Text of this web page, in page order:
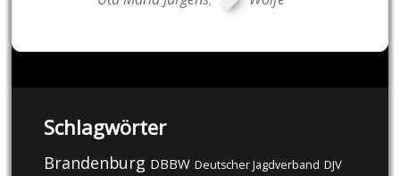
Schlagwörter
Brandenburg DBBW Deutscher Jagdverband DJV